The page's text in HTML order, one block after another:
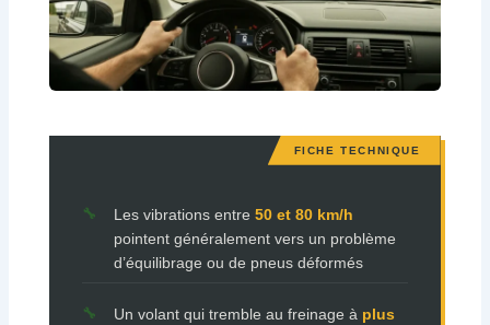
Les vibrations entre 50 et 80 km/h
pointent généralement vers un problème
d’équilibrage ou de pneus déformés
Un volant qui tremble au freinage à plus